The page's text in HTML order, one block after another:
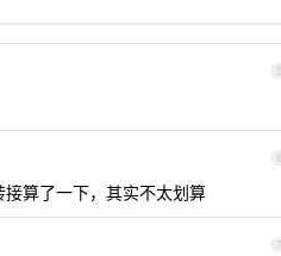
5
6
算了一下，其实不太划算
7